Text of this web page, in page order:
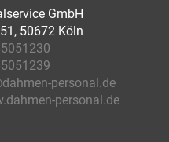
GmbH
50672 Köln
personal.de
personal.de